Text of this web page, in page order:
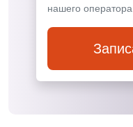
нашего оператора.